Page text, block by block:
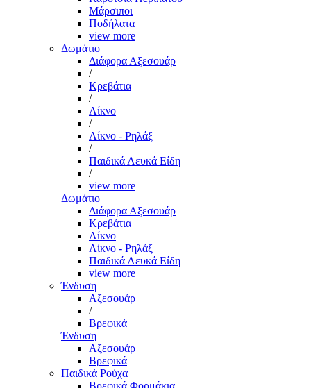
Μάρσιποι
Ποδήλατα
view more
Δωμάτιο
Διάφορα Αξεσουάρ
/
Κρεβάτια
/
Λίκνο
/
Λίκνο - Ρηλάξ
/
Παιδικά Λευκά Είδη
/
view more
Δωμάτιο
Διάφορα Αξεσουάρ
Κρεβάτια
Λίκνο
Λίκνο - Ρηλάξ
Παιδικά Λευκά Είδη
view more
Ένδυση
Αξεσουάρ
/
Βρεφικά
Ένδυση
Αξεσουάρ
Βρεφικά
Παιδικά Ρούχα
Βρεφικά Φορμάκια